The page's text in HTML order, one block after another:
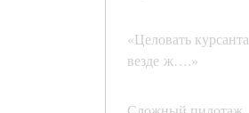
«Целовать
везде ж….»